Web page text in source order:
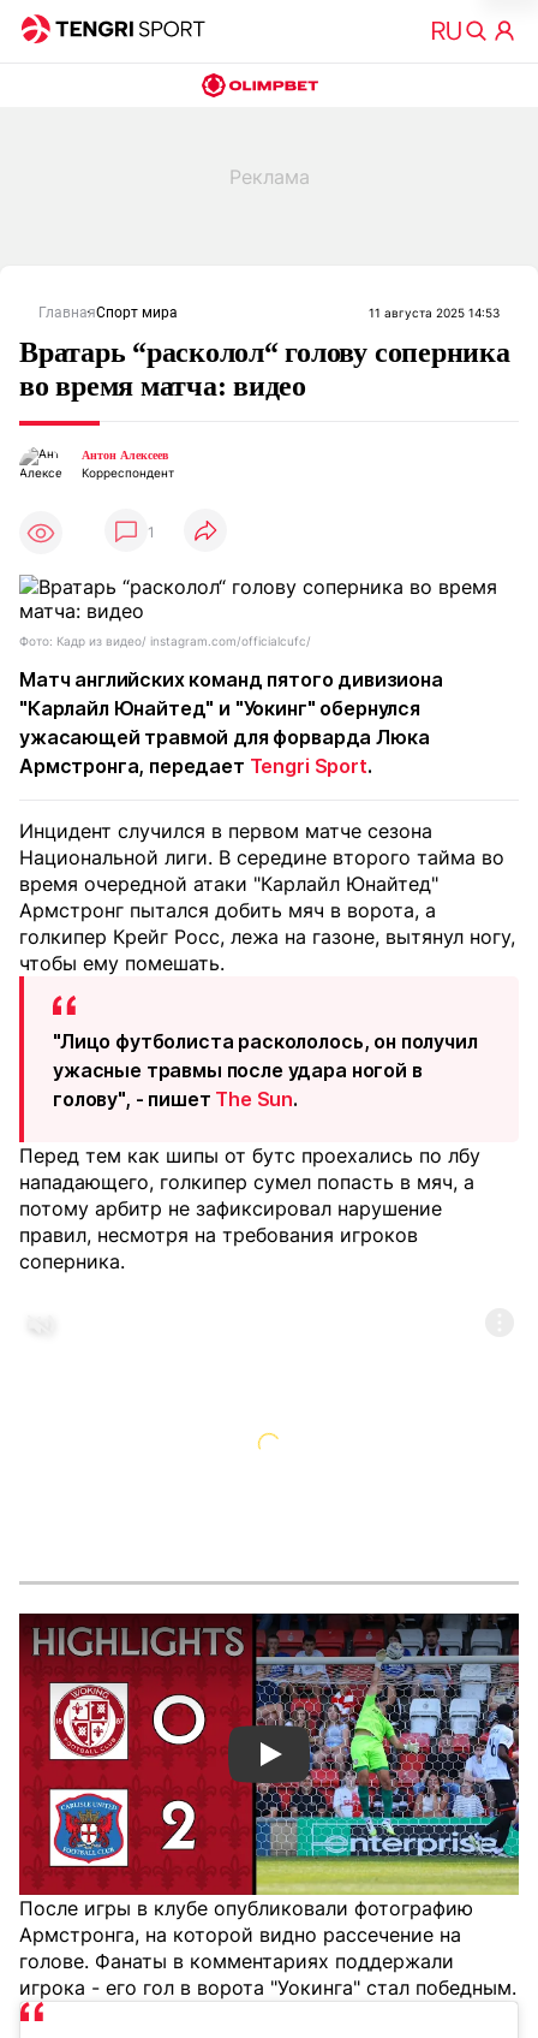
ГлавнаяСпорт мира 11 августа 2025 14:53
Вратарь “расколол“ голову соперника
во время матча: видео
Антон Алексеев
Корреспондент
1
Фото: Кадр из видео/ instagram.com/officialcufc/
Матч английских команд пятого дивизиона
"Карлайл Юнайтед" и "Уокинг" обернулся
ужасающей травмой для форварда Люка
Армстронга, передает Tengri Sport.
Инцидент случился в первом матче сезона
Национальной лиги. В середине второго тайма во
время очередной атаки "Карлайл Юнайтед"
Армстронг пытался добить мяч в ворота, а
голкипер Крейг Росс, лежа на газоне, вытянул ногу,
чтобы ему помешать.
"Лицо футболиста раскололось, он получил
ужасные травмы после удара ногой в
голову", - пишет The Sun.
Перед тем как шипы от бутс проехались по лбу
нападающего, голкипер сумел попасть в мяч, а
потому арбитр не зафиксировал нарушение
правил, несмотря на требования игроков
соперника.
Смотреть видео YouTube
После игры в клубе опубликовали фотографию
Армстронга, на которой видно рассечение на
голове. Фанаты в комментариях поддержали
игрока - его гол в ворота "Уокинга" стал победным.